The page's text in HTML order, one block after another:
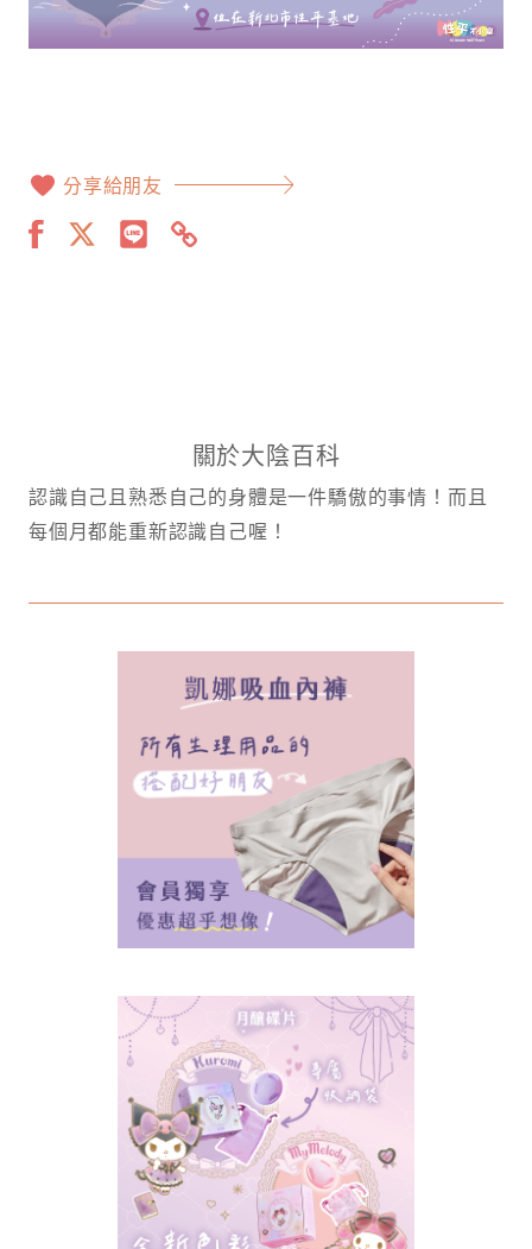
分享給朋友
關於大陰百科
認識自己且熟悉自己的身體是一件驕傲的事情！而且
每個月都能重新認識自己喔！